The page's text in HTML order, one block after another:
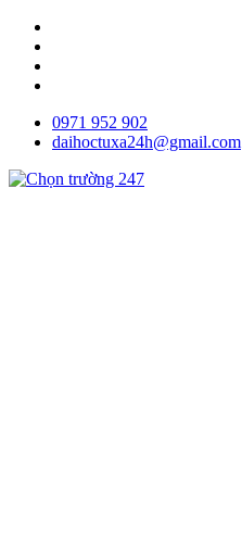
0971 952 902
daihoctuxa24h@gmail.com